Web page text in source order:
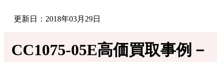
更新日：2018年03月29日
CC1075-05E高価買取事例－